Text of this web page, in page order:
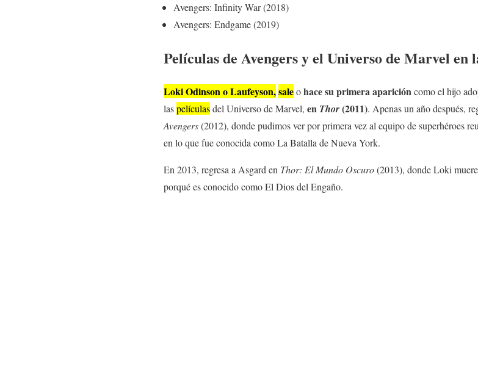
Avengers: Infinity War (2018)
Avengers: Endgame (2019)
Películas de Avengers y el Universo de Marvel en
Loki Odinson o Laufeyson,saleohace su primera aparicióncomo el hijo
laspelículasdel Universo de Marvel, en Thor(2011). Apenas un año después,
Avengers(2012), donde pudimos ver por primera vez al equipo de superhéroes
en lo que fue conocida como La Batalla de Nueva York.
En 2013, regresa a Asgard en Thor: El Mundo Oscuro(2013), donde Loki
porqué es conocido como El Dios del Engaño.